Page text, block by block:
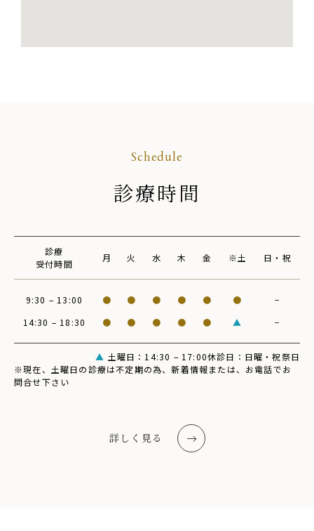
Schedule
診療時間
診療
受付時間
月 火 水 木 金 ※土 日・祝
9:30 – 13:00 ● ● ● ● ● ●
−
14:30 – 18:30
● ● ● ● ● ▲ −
▲ 土曜日：14:30 – 17:00休診日：日曜・祝祭日
※現在、土曜日の診療は不定期の為、新着情報または、お電話でお
問合せ下さい
詳しく見る